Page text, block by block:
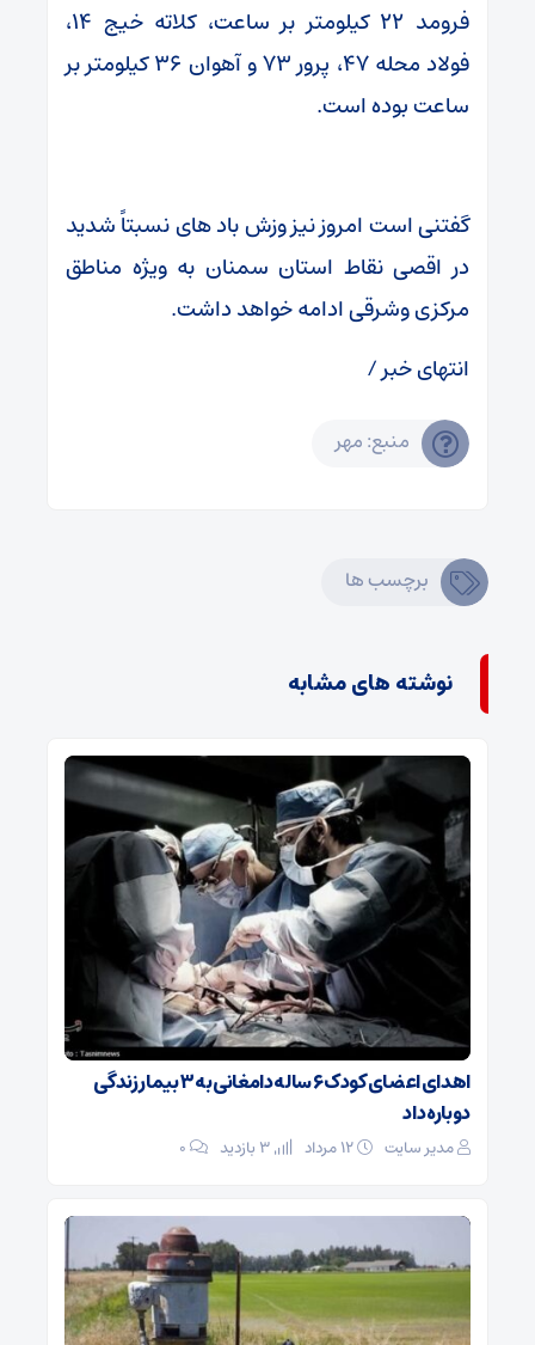
فرومد ۲۲ کیلومتر بر ساعت، کلاته خیج ۱۴،
فولاد محله ۴۷، پرور ۷۳ و آهوان ۳۶ کیلومتر بر
ساعت بوده است.
گفتنی است امروز نیز وزش باد های نسبتاً شدید
در اقصی نقاط استان سمنان به ویژه مناطق
مرکزی وشرقی ادامه خواهد داشت.
انتهای خبر /
منبع: مهر
برچسب ها
نوشته های مشابه
اهدای اعضای کودک ۶ ساله دامغانی به ۳ بیمار زندگی
دوباره داد
مدیر سایت ۰